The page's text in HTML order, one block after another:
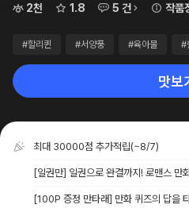
2천
1.8 5 건 작품
#할리퀸 #서양풍 #육아물 #
맛보
최대 30000점 추가적립(~8/7)
[일권만] 일권으로 완결까지! 로맨스 만
[100P 증정 만타래] 만화 퀴즈의 답을